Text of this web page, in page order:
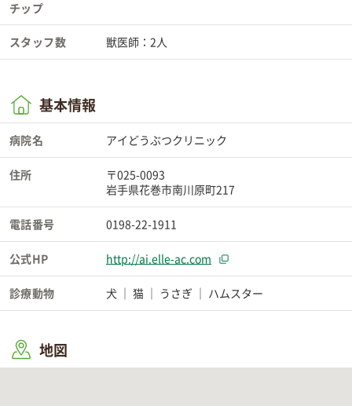
チップ
スタッフ数 獣医師：2人
基本情報
病院名 アイどうぶつクリニック
住所
〒025-0093
岩手県花巻市南川原町217
電話番号 0198-22-1911
公式HP http://ai.elle-ac.com
診療動物 犬 猫 うさぎ ハムスター
地図